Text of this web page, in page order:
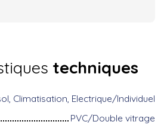
techniques
Climatisation, Electrique/Individuel
PVC/Double vitrage